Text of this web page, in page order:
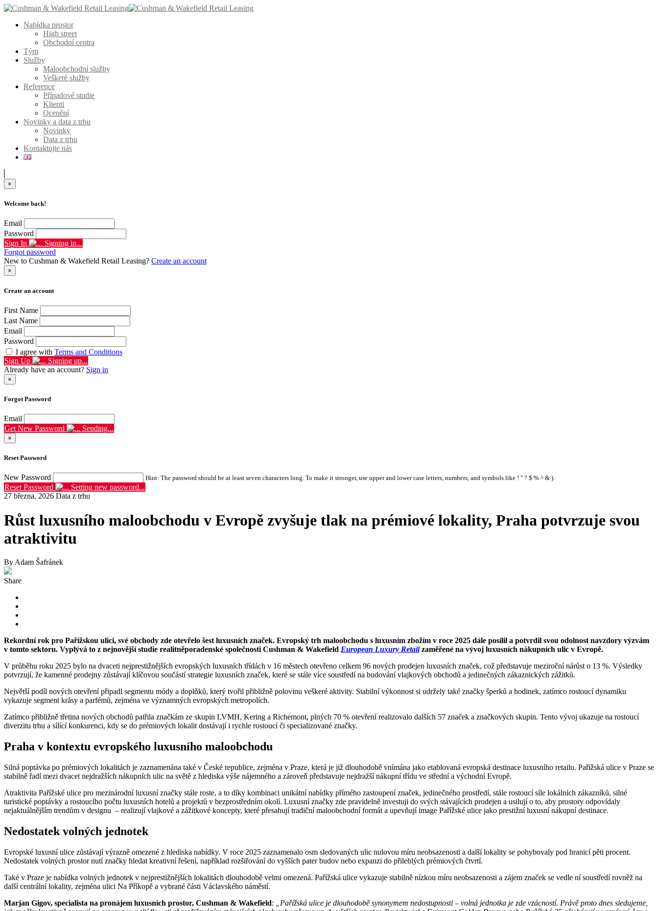
Nabídka prostor
High street
Obchodní centra
Tým
Služby
Maloobchodní služby
Veškeré služby
Reference
Případové studie
Klienti
Ocenění
Novinky a data z trhu
Novinky
Data z trhu
Kontaktujte nás
×
Welcome back!
Email
Password
Sign In
Signing in...
Forgot password
New to Cushman & Wakefield Retail Leasing? Create an account
×
Create an account
First Name
Last Name
Email
Password
I agree with Terms and Conditions
Sign Up
Signing up...
Already have an account? Sign in
×
Forgot Password
Email
Get New Password
Sending...
×
Reset Password
New Password Hint: The password should be at least seven characters long. To make it stronger, use upper and lower case letters, numbers, and symbols like ! " ? $ % ^ & ).
Reset Password
Setting new password...
27 března, 2026 Data z trhu
Růst luxusního maloobchodu v Evropě zvyšuje tlak na prémiové lokality, Praha potvrzuje svou
atraktivitu
By Adam Šafránek
Share
Rekordní rok pro Pařížskou ulici, své obchody zde otevřelo šest luxusních značek. Evropský trh maloobchodu s luxusním zbožím v roce 2025 dále posílil a potvrdil svou odolnost navzdory výzvám
v tomto sektoru. Vyplývá to z nejnovější studie realitněporadenské společnosti Cushman & Wakefield European Luxury Retail zaměřené na vývoj luxusních nákupních ulic v Evropě.
V průběhu roku 2025 bylo na dvaceti nejprestižnějších evropských luxusních třídách v 16 městech otevřeno celkem 96 nových prodejen luxusních značek, což představuje meziroční nárůst o 13 %. Výsledky
potvrzují, že kamenné prodejny zůstávají klíčovou součástí strategie luxusních značek, které se stále více soustředí na budování vlajkových obchodů a jedinečných zákaznických zážitků.
Největší podíl nových otevření připadl segmentu módy a doplňků, který tvořil přibližně polovinu veškeré aktivity. Stabilní výkonnost si udržely také značky šperků a hodinek, zatímco rostoucí dynamiku
vykazuje segment krásy a parfémů, zejména ve významných evropských metropolích.
Zatímco přibližně třetina nových obchodů patřila značkám ze skupin LVMH, Kering a Richemont, plných 70 % otevření realizovalo dalších 57 značek a značkových skupin. Tento vývoj ukazuje na rostoucí
diverzitu trhu a sílící konkurenci, kdy se do prémiových lokalit dostávají i rychle rostoucí či specializované značky.
Praha v kontextu evropského luxusního maloobchodu
Silná poptávka po prémiových lokalitách je zaznamenána také v České republice, zejména v Praze, která je již dlouhodobě vnímána jako etablovaná evropská destinace luxusního retailu. Pařížská ulice v Praze se
stabilně řadí mezi dvacet nejdražších nákupních ulic na světě z hlediska výše nájemného a zároveň představuje nejdražší nákupní třídu ve střední a východní Evropě.
Atraktivita Pařížské ulice pro mezinárodní luxusní značky stále roste, a to díky kombinaci unikátní nabídky přímého zastoupení značek, jedinečného prostředí, stále rostoucí síle lokálních zákazníků, silné
turistické poptávky a rostoucího počtu luxusních hotelů a projektů v bezprostředním okolí. Luxusní značky zde pravidelně investuji do svých stávajících prodejen a usilují o to, aby prostory odpovídaly
nejaktuálnějším trendům v designu – realizují vlajkové a zážitkové koncepty, které přesahují tradiční maloobchodní formát a upevňují image Pařížské ulice jako prestižní luxusní nákupní destinace.
Nedostatek volných jednotek
Evropské luxusní ulice zůstávají výrazně omezené z hlediska nabídky. V roce 2025 zaznamenalo osm sledovaných ulic nulovou míru neobsazenosti a další lokality se pohybovaly pod hranicí pěti procent.
Nedostatek volných prostor nutí značky hledat kreativní řešení, například rozšiřování do vyšších pater budov nebo expanzi do přilehlých prémiových čtvrtí.
Také v Praze je nabídka volných jednotek v nejprestižnějších lokalitách dlouhodobě velmi omezená. Pařížská ulice vykazuje stabilně nízkou míru neobsazenosti a zájem značek se vedle ní soustředí rovněž na
další centrální lokality, zejména ulici Na Příkopě a vybrané části Václavského náměstí.
Marjan Gigov, specialista na pronájem luxusních prostor, Cushman & Wakefield:
„Pařížská ulice je dlouhodobě synonymem nedostupnosti – volná jednotka je zde vzácností. Právě proto dnes sledujeme,